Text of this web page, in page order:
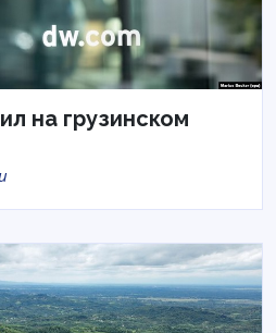
на грузинском